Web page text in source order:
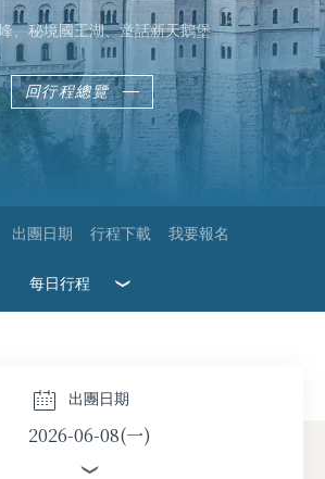
、秘境國王湖、童話新天鵝堡
回行程總覽
出團日期 行程下載 我要報名
每日行程
出團日期
2026-06-08(一)